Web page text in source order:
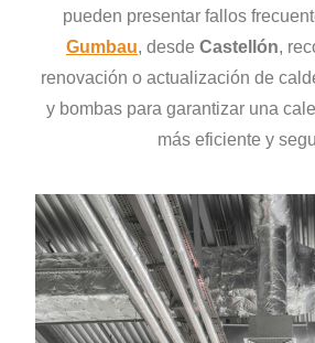
pueden presentar fallos
Gumbau, desde Castellón,
renovación o actualización de
y bombas para garantizar una
más eficiente y